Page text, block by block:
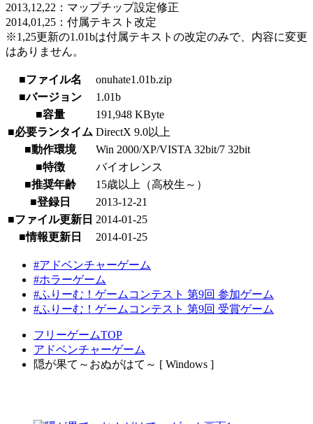
2013,12,22：マップチップ設定修正
2014,01,25：付属テキスト改定
※1,25更新の1.01bは付属テキストの改定のみで、内容に変更
はありません。
■ファイル名
onuhate1.01b.zip
■バージョン
1.01b
■容量
191,948 KByte
■必要ランタイム DirectX 9.0以上
■動作環境
Win 2000/XP/VISTA 32bit/7 32bit
■特徴
バイオレンス
■推奨年齢
15歳以上（高校生～）
■登録日
2013-12-21
■ファイル更新日 2014-01-25
■情報更新日
2014-01-25
#アドベンチャーゲーム
#ホラーゲーム
#ふりーむ！ゲームコンテスト 第9回 参加ゲーム
#ふりーむ！ゲームコンテスト 第9回 受賞ゲーム
フリーゲームTOP
アドベンチャーゲーム
隠が果て～おぬがはて～ [ Windows ]